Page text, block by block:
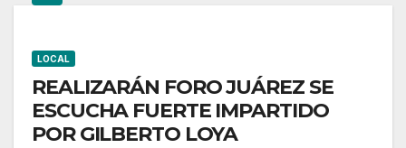
LOCAL
REALIZARÁN FORO JUÁREZ SE
ESCUCHA FUERTE IMPARTIDO
POR GILBERTO LOYA